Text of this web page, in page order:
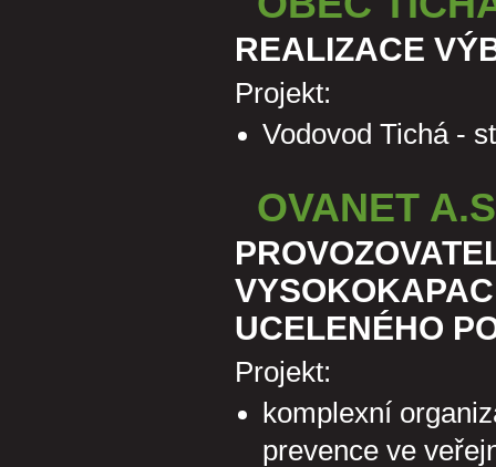
REALIZACE
Projekt:
Vodovod Tichá -
OVANET
UCELENÉHO
Projekt:
komplexní
prevence ve